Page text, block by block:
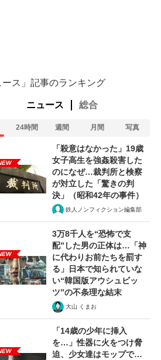
手が明かす...
倉本聰氏（91...
ース」記事のランキング
ニュース 総合
24時間 週間 月間 写真
「殺意はなかった」19歳
女子高生を強姦殺害した
のになぜ…裁判所と検察
が対立した「驚きの判
決」（昭和42年の事件）
鉄人ノンフィクション編集部
3万8千人を“恐怖で支
配”した男の正体は…「神
に代わりお前たちを罰す
る」日本で知られていな
い“韓国版アウシュビッ
ツ”の不条理な結末
大山 くまお
「14歳の少年に挿入
を…」性器に火をつけ脅
迫、少女達はモップで…